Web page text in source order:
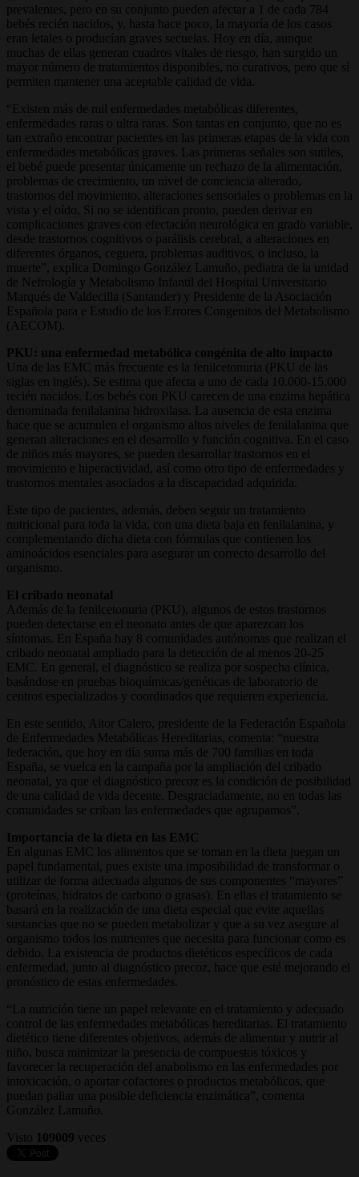
prevalentes, pero en su conjunto pueden afectar a 1 de cada 784
bebés recién nacidos, y, hasta hace poco, la mayoría de los casos
eran letales o producían graves secuelas. Hoy en día, aunque
muchas de ellas generan cuadros vitales de riesgo, han surgido un
mayor número de tratamientos disponibles, no curativos, pero que sí
permiten mantener una aceptable calidad de vida.
“Existen más de mil enfermedades metabólicas diferentes,
enfermedades raras o ultra raras. Son tantas en conjunto, que no es
tan extraño encontrar pacientes en las primeras etapas de la vida con
enfermedades metabólicas graves. Las primeras señales son sutiles,
el bebé puede presentar únicamente un rechazo de la alimentación,
problemas de crecimiento, un nivel de conciencia alterado,
trastornos del movimiento, alteraciones sensoriales o problemas en la
vista y el oído. Si no se identifican pronto, pueden derivar en
complicaciones graves con efectación neurológica en grado variable,
desde trastornos cognitivos o parálisis cerebral, a alteraciones en
diferentes órganos, ceguera, problemas auditivos, o incluso, la
muerte”, explica Domingo González Lamuño, pediatra de la unidad
de Nefrología y Metabolismo Infantil del Hospital Universitario
Marqués de Valdecilla (Santander) y Presidente de la Asociación
Española para e Estudio de los Errores Congenitos del Metabolismo
(AECOM).
PKU: una enfermedad metabólica congénita de alto impacto
Una de las EMC más frecuente es la fenilcetonuria (PKU de las
siglas en inglés). Se estima que afecta a uno de cada 10.000-15.000
recién nacidos. Los bebés con PKU carecen de una enzima hepática
denominada fenilalanina hidroxilasa. La ausencia de esta enzima
hace que se acumulen el organismo altos niveles de fenilalanina que
generan alteraciones en el desarrollo y función cognitiva. En el caso
de niños más mayores, se pueden desarrollar trastornos en el
movimiento e hiperactividad, así como otro tipo de enfermedades y
trastornos mentales asociados a la discapacidad adquirida.
Este tipo de pacientes, además, deben seguir un tratamiento
nutricional para toda la vida, con una dieta baja en fenilalanina, y
complementando dicha dieta con fórmulas que contienen los
aminoácidos esenciales para asegurar un correcto desarrollo del
organismo.
El cribado neonatal
Además de la fenilcetonuria (PKU), algunos de estos trastornos
pueden detectarse en el neonato antes de que aparezcan los
síntomas. En España hay 8 comunidades autónomas que realizan el
cribado neonatal ampliado para la detección de al menos 20-25
EMC. En general, el diagnóstico se realiza por sospecha clínica,
basándose en pruebas bioquímicas/genéticas de laboratorio de
centros especializados y coordinados que requieren experiencia.
En este sentido, Aitor Calero, presidente de la Federación Española
de Enfermedades Metabólicas Hereditarias, comenta: “nuestra
federación, que hoy en día suma más de 700 familias en toda
España, se vuelca en la campaña por la ampliación del cribado
neonatal, ya que el diagnóstico precoz es la condición de posibilidad
de una calidad de vida decente. Desgraciadamente, no en todas las
comunidades se criban las enfermedades que agrupamos”.
Importancia de la dieta en las EMC
En algunas EMC los alimentos que se toman en la dieta juegan un
papel fundamental, pues existe una imposibilidad de transformar o
utilizar de forma adecuada algunos de sus componentes “mayores”
(proteínas, hidratos de carbono o grasas). En ellas el tratamiento se
basará en la realización de una dieta especial que evite aquellas
sustancias que no se pueden metabolizar y que a su vez asegure al
organismo todos los nutrientes que necesita para funcionar como es
debido. La existencia de productos dietéticos específicos de cada
enfermedad, junto al diagnóstico precoz, hace que esté mejorando el
pronóstico de estas enfermedades.
“La nutrición tiene un papel relevante en el tratamiento y adecuado
control de las enfermedades metabólicas hereditarias. El tratamiento
dietético tiene diferentes objetivos, además de alimentar y nutrir al
niño, busca minimizar la presencia de compuestos tóxicos y
favorecer la recuperación del anabolismo en las enfermedades por
intoxicación, o aportar cofactores o productos metabólicos, que
puedan paliar una posible deficiencia enzimática”, comenta
González Lamuño.
Visto 109009 veces